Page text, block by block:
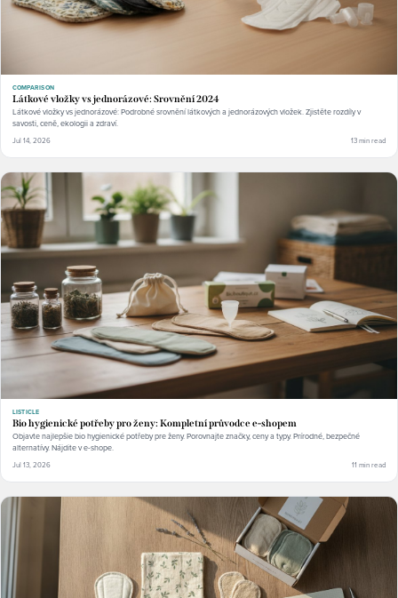
COMPARISON
Látkové vložky vs jednorázové: Srovnění 2024
Látkové vložky vs jednorázové: Podrobné srovnění látkových a jednorázových vložek. Zjistěte rozdíly v
savosti, ceně, ekologii a zdraví.
Jul 14, 2026 13 min read
LISTICLE
Bio hygienické potřeby pro ženy: Kompletní průvodce e-shopem
Objavte najlepšie bio hygienické potřeby pre ženy. Porovnajte značky, ceny a typy. Prírodné, bezpečné
alternatívy. Nájdite v e-shope.
Jul 13, 2026 11 min read